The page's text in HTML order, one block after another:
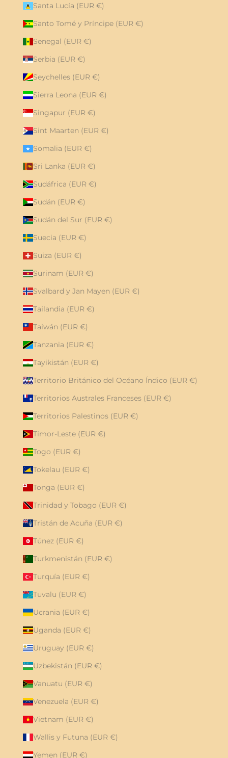
Santa Lucía (EUR €)
Santo Tomé y Príncipe (EUR €)
Senegal (EUR €)
Serbia (EUR €)
Seychelles (EUR €)
Sierra Leona (EUR €)
Singapur (EUR €)
Sint Maarten (EUR €)
Somalia (EUR €)
Sri Lanka (EUR €)
Sudáfrica (EUR €)
Sudán (EUR €)
Sudán del Sur (EUR €)
Suecia (EUR €)
Suiza (EUR €)
Surinam (EUR €)
Svalbard y Jan Mayen (EUR €)
Tailandia (EUR €)
Taiwán (EUR €)
Tanzania (EUR €)
Tayikistán (EUR €)
Territorio Británico del Océano Índico (EUR €)
Territorios Australes Franceses (EUR €)
Territorios Palestinos (EUR €)
Timor-Leste (EUR €)
Togo (EUR €)
Tokelau (EUR €)
Tonga (EUR €)
Trinidad y Tobago (EUR €)
Tristán de Acuña (EUR €)
Túnez (EUR €)
Turkmenistán (EUR €)
Turquía (EUR €)
Tuvalu (EUR €)
Ucrania (EUR €)
Uganda (EUR €)
Uruguay (EUR €)
Uzbekistán (EUR €)
Vanuatu (EUR €)
Venezuela (EUR €)
Vietnam (EUR €)
Wallis y Futuna (EUR €)
Yemen (EUR €)